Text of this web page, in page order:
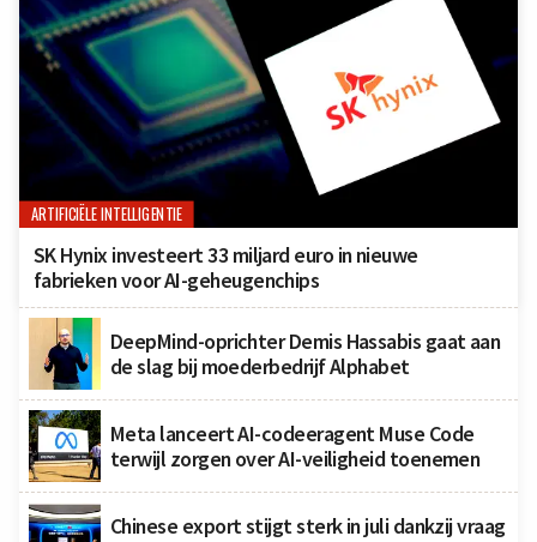
ARTIFICIËLE INTELLIGENTIE
SK Hynix investeert 33 miljard euro in nieuwe
fabrieken voor AI-geheugenchips
DeepMind-oprichter Demis Hassabis gaat aan
de slag bij moederbedrijf Alphabet
Meta lanceert AI-codeeragent Muse Code
terwijl zorgen over AI-veiligheid toenemen
Chinese export stijgt sterk in juli dankzij vraag